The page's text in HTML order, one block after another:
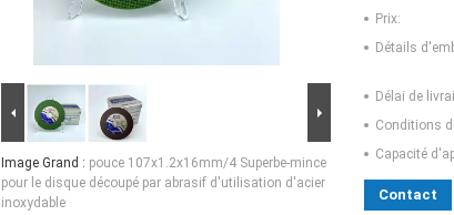
Image Grand : pouce 107x1.2x16mm/4 Superbe-mince
pour le disque découpé par abrasif d'utilisation d'acier
inoxydable
Prix:
Détails
Délai de
Conditions
Capacité
Contact